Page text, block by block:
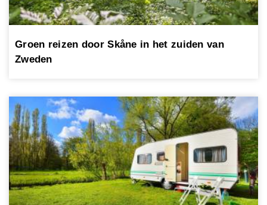
Groen reizen door Skåne in het zuiden van
Zweden